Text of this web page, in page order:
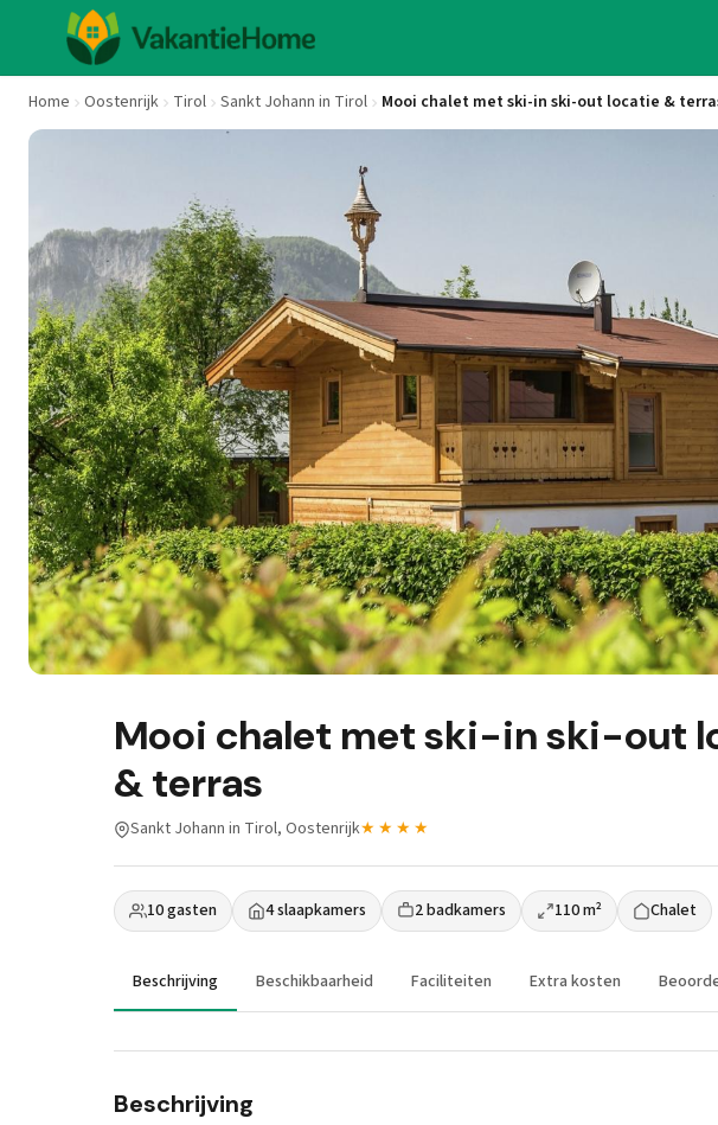
Home Oostenrijk Tirol Sankt Johann in Tirol Mooi chalet met ski-in ski-out locatie &
Mooi chalet met ski-in ski-out
& terras
Sankt Johann in Tirol, Oostenrijk★★★★
10 gasten 4 slaapkamers 2 badkamers 110 m² Chalet
Beschrijving Beschikbaarheid Faciliteiten Extra kosten
Beschrijving